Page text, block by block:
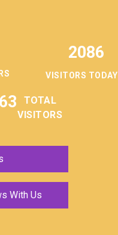
2086
VISITORS TODAY
TOTAL
VISITORS
With Us